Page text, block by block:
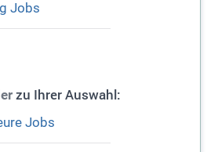
Jobs
zu Ihrer Auswahl:
Jobs